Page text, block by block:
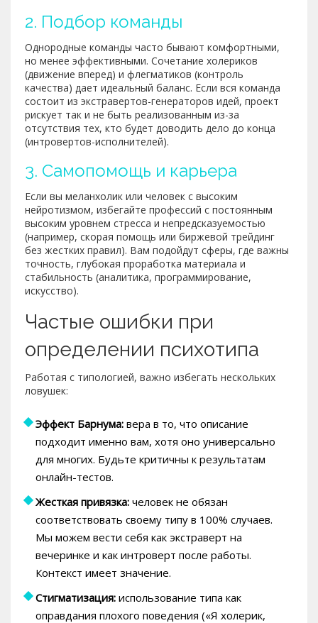
2. Подбор команды
Однородные команды часто бывают комфортными,
но менее эффективными. Сочетание холериков
(движение вперед) и флегматиков (контроль
качества) дает идеальный баланс. Если вся команда
состоит из экстравертов-генераторов идей, проект
рискует так и не быть реализованным из-за
отсутствия тех, кто будет доводить дело до конца
(интровертов-исполнителей).
3. Самопомощь и карьера
Если вы меланхолик или человек с высоким
нейротизмом, избегайте профессий с постоянным
высоким уровнем стресса и непредсказуемостью
(например, скорая помощь или биржевой трейдинг
без жестких правил). Вам подойдут сферы, где важны
точность, глубокая проработка материала и
стабильность (аналитика, программирование,
искусство).
Частые ошибки при
определении психотипа
Работая с типологией, важно избегать нескольких
ловушек:
Эффект Барнума: вера в то, что описание
подходит именно вам, хотя оно универсально
для многих. Будьте критичны к результатам
онлайн-тестов.
Жесткая привязка: человек не обязан
соответствовать своему типу в 100% случаев.
Мы можем вести себя как экстраверт на
вечеринке и как интроверт после работы.
Контекст имеет значение.
Стигматизация: использование типа как
оправдания плохого поведения («Я холерик,